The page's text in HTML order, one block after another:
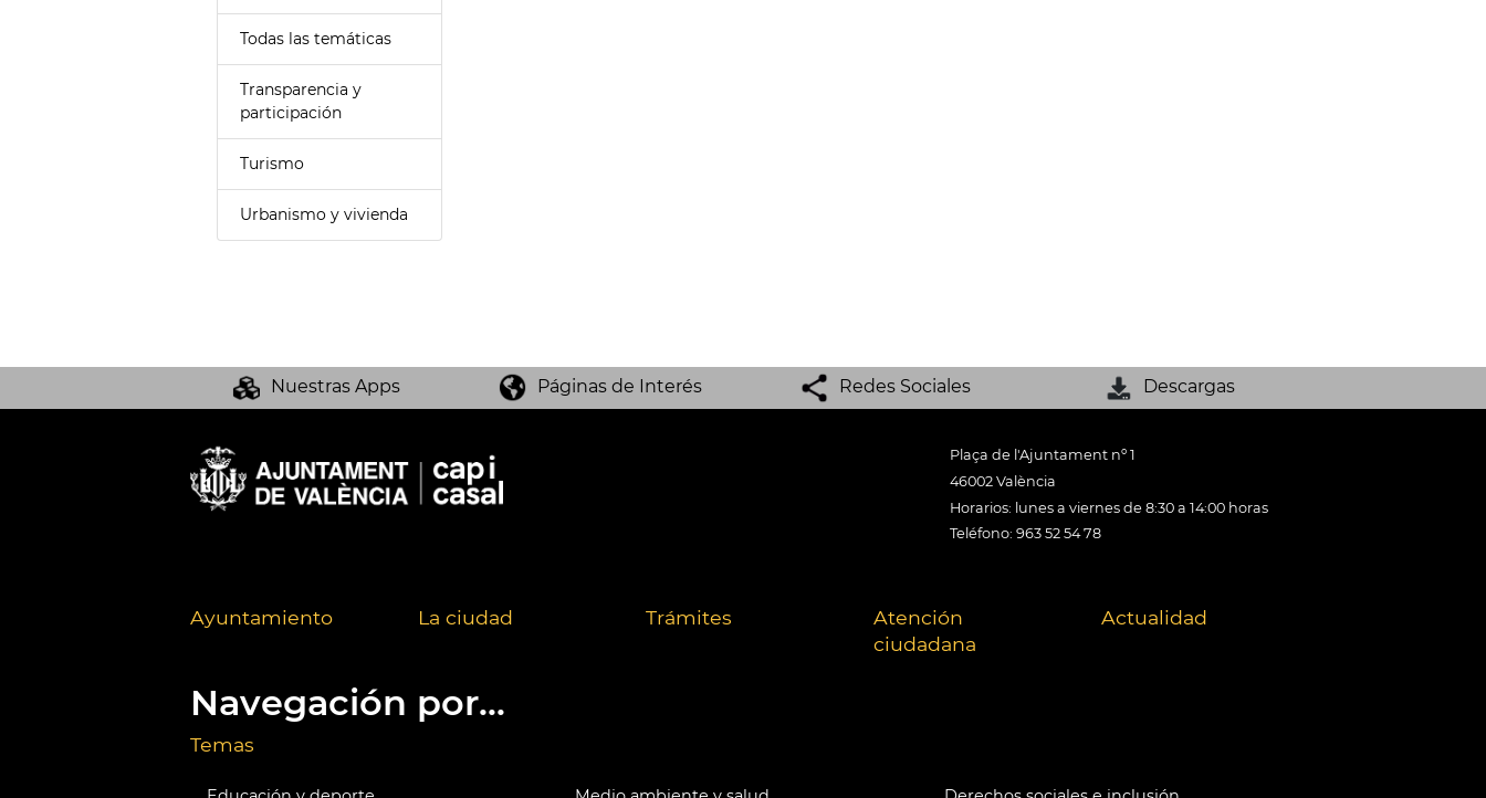
Todas las temáticas
Transparencia y
participación
Turismo
Urbanismo y vivienda
Nuestras Apps Páginas de Interés Redes Sociales Descargas
Plaça de l'Ajuntament nº 1
46002 València
Horarios: lunes a viernes de 8:30 a 14:00 horas
Teléfono: 963 52 54 78
Ayuntamiento La ciudad Trámites
Atención
ciudadana
Actualidad
Navegación por...
Temas